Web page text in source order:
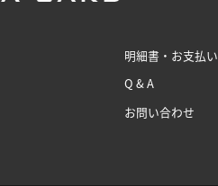
明細書・お支払い
Q & A
お問い合わせ